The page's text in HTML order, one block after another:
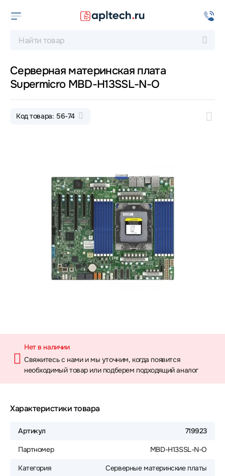
Серверная материнская плата
Supermicro MBD-H13SSL-N-O
Код товара: 56-74
Нет в наличии
Свяжитесь с нами и мы уточним, когда появится
необходимый товар или подберем подходящий аналог
Характеристики товара
Артикул 719923
Партномер MBD-H13SSL-N-O
Категория Серверные материнские платы